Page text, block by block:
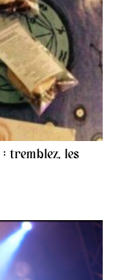
tremblez, les